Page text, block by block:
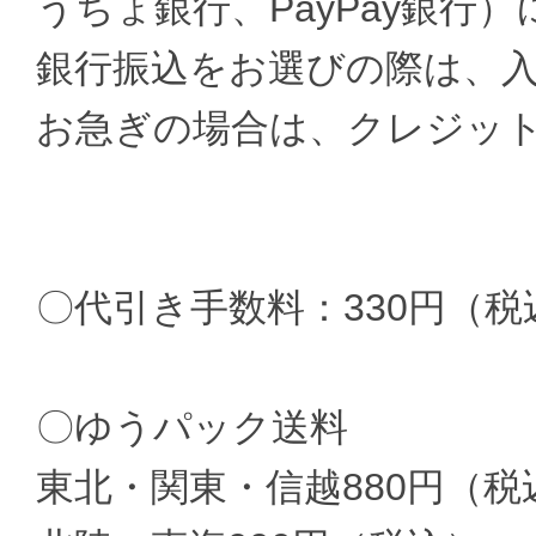
銀行振込をお選びの際は、
お急ぎの場合は、クレジッ
〇代引き手数料：330円（税
〇ゆうパック送料
東北・関東・信越880円（